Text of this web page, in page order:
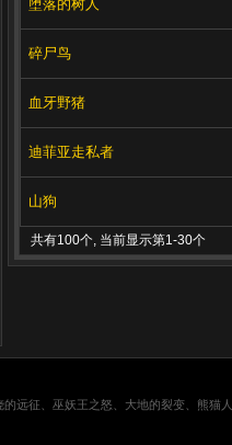
堕落的树人
碎尸鸟
血牙野猪
迪菲亚走私者
山狗
共有100个, 当前显示第1-30个
的远征、巫妖王之怒、大地的裂变、熊猫